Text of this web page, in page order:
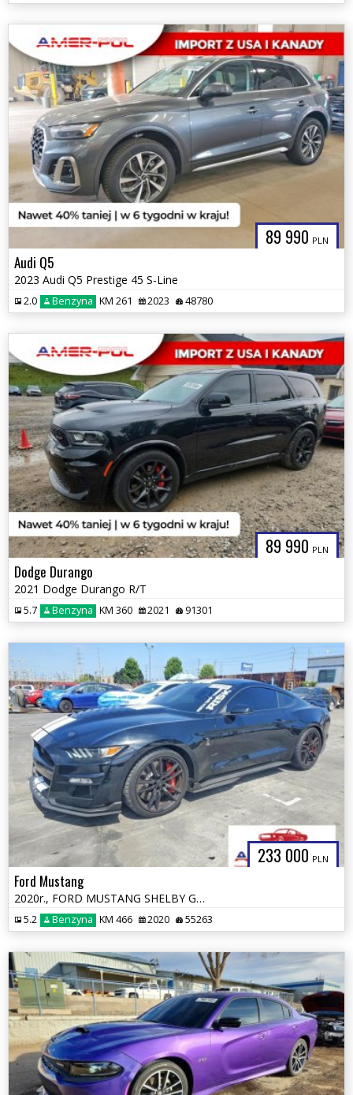
89 990 PLN
Audi Q5
2023 Audi Q5 Prestige 45 S-Line
2.0 Benzyna KM 261 2023 48780
89 990 PLN
Dodge Durango
2021 Dodge Durango R/T
5.7 Benzyna KM 360 2021 91301
233 000 PLN
Ford Mustang
2020r., FORD MUSTANG SHELBY GT500, 5.2L, od ubezpieczalni
5.2 Benzyna KM 466 2020 55263